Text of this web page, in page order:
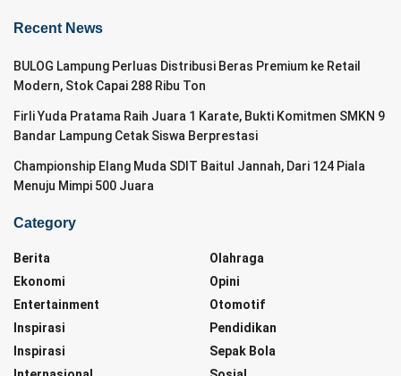
Recent News
BULOG Lampung Perluas Distribusi Beras Premium ke Retail
Modern, Stok Capai 288 Ribu Ton
Firli Yuda Pratama Raih Juara 1 Karate, Bukti Komitmen SMKN 9
Bandar Lampung Cetak Siswa Berprestasi
Championship Elang Muda SDIT Baitul Jannah, Dari 124 Piala
Menuju Mimpi 500 Juara
Category
Berita
Ekonomi
Entertainment
Inspirasi
Inspirasi
Olahraga
Opini
Otomotif
Pendidikan
Sepak Bola